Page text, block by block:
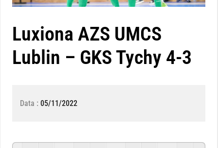
Luxiona AZS UMCS
Lublin – GKS Tychy 4-3
Data : 05/11/2022